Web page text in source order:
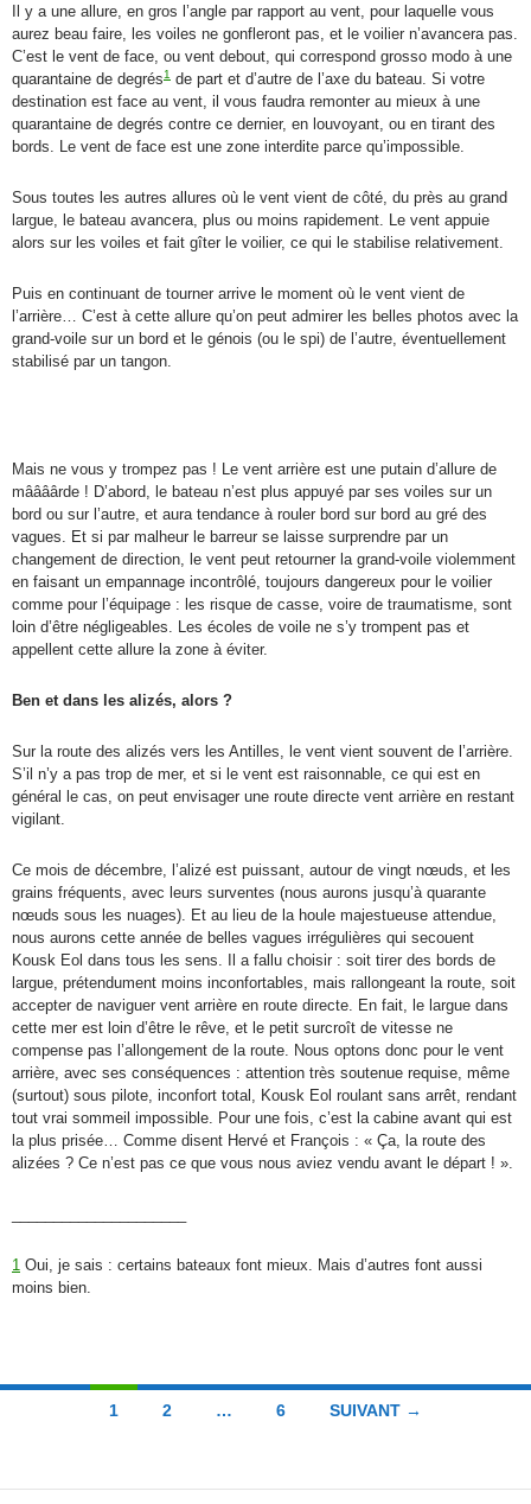
Il y a une allure, en gros l’angle par rapport au vent, pour laquelle vous
aurez beau faire, les voiles ne gonfleront pas, et le voilier n’avancera pas.
C’est le vent de face, ou vent debout, qui correspond grosso modo à une
quarantaine de degrés1 de part et d’autre de l’axe du bateau. Si votre
destination est face au vent, il vous faudra remonter au mieux à une
quarantaine de degrés contre ce dernier, en louvoyant, ou en tirant des
bords. Le vent de face est une zone interdite parce qu’impossible.
Sous toutes les autres allures où le vent vient de côté, du près au grand
largue, le bateau avancera, plus ou moins rapidement. Le vent appuie
alors sur les voiles et fait gîter le voilier, ce qui le stabilise relativement.
Puis en continuant de tourner arrive le moment où le vent vient de
l’arrière… C’est à cette allure qu’on peut admirer les belles photos avec la
grand-voile sur un bord et le génois (ou le spi) de l’autre, éventuellement
stabilisé par un tangon.
Mais ne vous y trompez pas ! Le vent arrière est une putain d’allure de
mâââârde ! D’abord, le bateau n’est plus appuyé par ses voiles sur un
bord ou sur l’autre, et aura tendance à rouler bord sur bord au gré des
vagues. Et si par malheur le barreur se laisse surprendre par un
changement de direction, le vent peut retourner la grand-voile violemment
en faisant un empannage incontrôlé, toujours dangereux pour le voilier
comme pour l’équipage : les risque de casse, voire de traumatisme, sont
loin d’être négligeables. Les écoles de voile ne s’y trompent pas et
appellent cette allure la zone à éviter.
Ben et dans les alizés, alors ?
Sur la route des alizés vers les Antilles, le vent vient souvent de l’arrière.
S’il n’y a pas trop de mer, et si le vent est raisonnable, ce qui est en
général le cas, on peut envisager une route directe vent arrière en restant
vigilant.
Ce mois de décembre, l’alizé est puissant, autour de vingt nœuds, et les
grains fréquents, avec leurs surventes (nous aurons jusqu’à quarante
nœuds sous les nuages). Et au lieu de la houle majestueuse attendue,
nous aurons cette année de belles vagues irrégulières qui secouent
Kousk Eol dans tous les sens. Il a fallu choisir : soit tirer des bords de
largue, prétendument moins inconfortables, mais rallongeant la route, soit
accepter de naviguer vent arrière en route directe. En fait, le largue dans
cette mer est loin d’être le rêve, et le petit surcroît de vitesse ne
compense pas l’allongement de la route. Nous optons donc pour le vent
arrière, avec ses conséquences : attention très soutenue requise, même
(surtout) sous pilote, inconfort total, Kousk Eol roulant sans arrêt, rendant
tout vrai sommeil impossible. Pour une fois, c’est la cabine avant qui est
la plus prisée… Comme disent Hervé et François : « Ça, la route des
alizées ? Ce n’est pas ce que vous nous aviez vendu avant le départ ! ».
1 Oui, je sais : certains bateaux font mieux. Mais d’autres font aussi
moins bien.
Navigation
articles
1 2 … 6 SUIVANT →